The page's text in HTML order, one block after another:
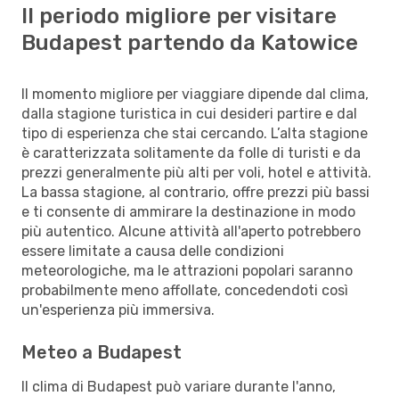
Il periodo migliore per visitare
Budapest partendo da Katowice
Il momento migliore per viaggiare dipende dal clima,
dalla stagione turistica in cui desideri partire e dal
tipo di esperienza che stai cercando. L’alta stagione
è caratterizzata solitamente da folle di turisti e da
prezzi generalmente più alti per voli, hotel e attività.
La bassa stagione, al contrario, offre prezzi più bassi
e ti consente di ammirare la destinazione in modo
più autentico. Alcune attività all'aperto potrebbero
essere limitate a causa delle condizioni
meteorologiche, ma le attrazioni popolari saranno
probabilmente meno affollate, concedendoti così
un'esperienza più immersiva.
Meteo a Budapest
Il clima di Budapest può variare durante l'anno,